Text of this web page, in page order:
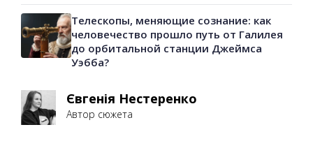
Телескопы, меняющие сознание: как
человечество прошло путь от Галилея
до орбитальной станции Джеймса
Уэбба?
Євгенія Нестеренко
Автор сюжета